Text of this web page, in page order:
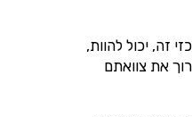
זה, יכול להוות,
את צוואתם